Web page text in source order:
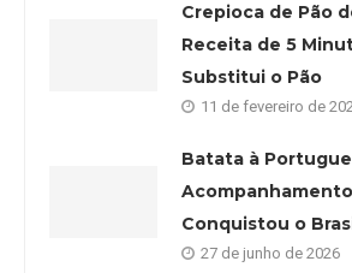
Crepioca de Pão
Receita de 5
Substitui o Pão
11 de fevereiro de
Batata à
Conquistou o
27 de junho de 2026